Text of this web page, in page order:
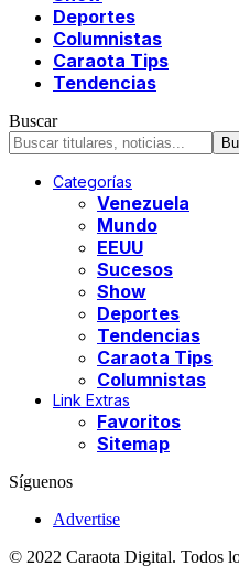
Deportes
Columnistas
Caraota Tips
Tendencias
Buscar
Categorías
Venezuela
Mundo
EEUU
Sucesos
Show
Deportes
Tendencias
Caraota Tips
Columnistas
Link Extras
Favoritos
Sitemap
Síguenos
Advertise
© 2022 Caraota Digital. Todos